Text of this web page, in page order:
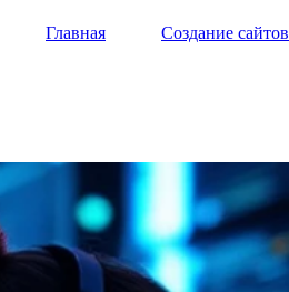
Главная Создание сайтов